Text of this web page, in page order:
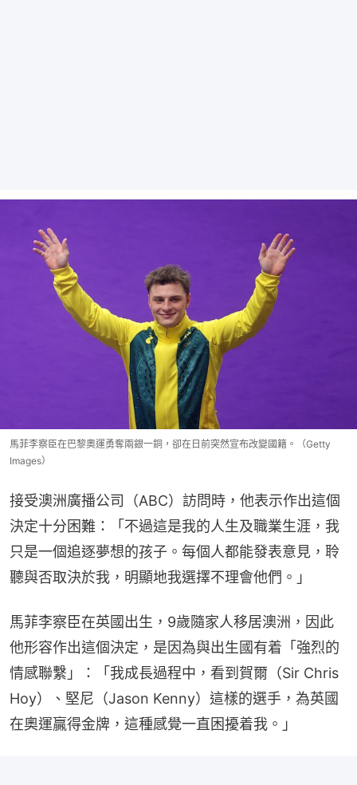
馬菲李察臣在巴黎奧運勇奪兩銀一銅，卻在日前突然宣布改變國籍。（Getty
Images）
接受澳洲廣播公司（ABC）訪問時，他表示作出這個
決定十分困難：「不過這是我的人生及職業生涯，我
只是一個追逐夢想的孩子。每個人都能發表意見，聆
聽與否取決於我，明顯地我選擇不理會他們。」
馬菲李察臣在英國出生，9歲隨家人移居澳洲，因此
他形容作出這個決定，是因為與出生國有着「強烈的
情感聯繫」：「我成長過程中，看到賀爾（Sir Chris
Hoy）、堅尼（Jason Kenny）這樣的選手，為英國
在奧運贏得金牌，這種感覺一直困擾着我。」